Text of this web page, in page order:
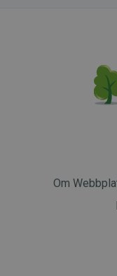
Om